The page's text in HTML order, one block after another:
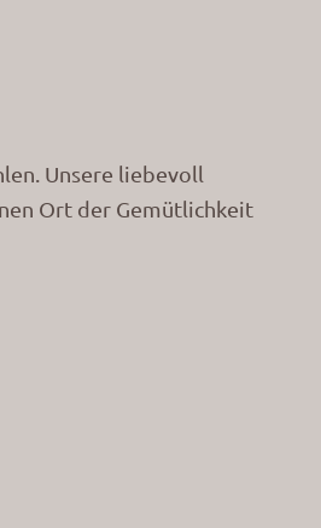
Unsere liebevoll
Ort der Gemütlichkeit